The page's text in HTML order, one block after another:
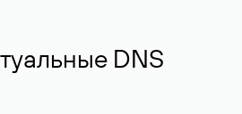
DNS